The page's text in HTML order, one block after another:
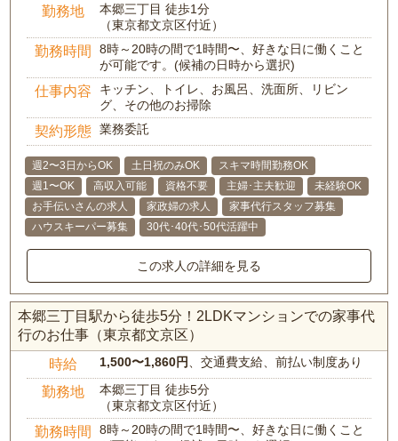
勤務地
本郷三丁目 徒歩1分
（東京都文京区付近）
勤務時間
8時～20時の間で1時間〜、好きな日に働くこと
が可能です。(候補の日時から選択)
仕事内容
キッチン、トイレ、お風呂、洗面所、リビン
グ、その他のお掃除
契約形態 業務委託
週2〜3日からOK 土日祝のみOK
スキマ時間勤務OK
週1〜OK
高収入可能 資格不要 主婦･主夫歓迎
未経験OK
お手伝いさんの求人
家政婦の求人
家事代行スタッフ募集
ハウスキーパー募集
30代･40代･50代活躍中
この求人の詳細を見る
本郷三丁目駅から徒歩5分！2LDKマンションでの家事代
行のお仕事（東京都文京区）
時給 1,500〜1,860円 、交通費支給、前払い制度あり
勤務地
本郷三丁目 徒歩5分
（東京都文京区付近）
勤務時間
8時～20時の間で1時間〜、好きな日に働くこと